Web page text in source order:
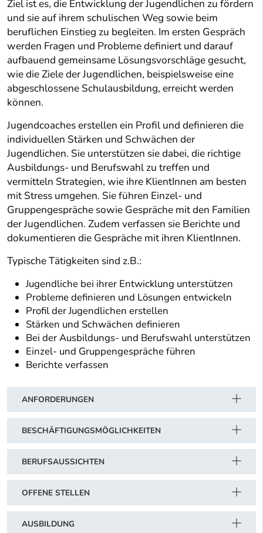
Ziel ist es, die Entwicklung der Jugendlichen zu fördern
und sie auf ihrem schulischen Weg sowie beim
beruflichen Einstieg zu begleiten. Im ersten Gespräch
werden Fragen und Probleme definiert und darauf
aufbauend gemeinsame Lösungsvorschläge gesucht,
wie die Ziele der Jugendlichen, beispielsweise eine
abgeschlossene Schulausbildung, erreicht werden
können.
Jugendcoaches erstellen ein Profil und definieren die
individuellen Stärken und Schwächen der
Jugendlichen. Sie unterstützen sie dabei, die richtige
Ausbildungs- und Berufswahl zu treffen und
vermitteln Strategien, wie ihre KlientInnen am besten
mit Stress umgehen. Sie führen Einzel- und
Gruppengespräche sowie Gespräche mit den Familien
der Jugendlichen. Zudem verfassen sie Berichte und
dokumentieren die Gespräche mit ihren KlientInnen.
Typische Tätigkeiten sind z.B.:
Jugendliche bei ihrer Entwicklung unterstützen
Probleme definieren und Lösungen entwickeln
Profil der Jugendlichen erstellen
Stärken und Schwächen definieren
Bei der Ausbildungs- und Berufswahl unterstützen
Einzel- und Gruppengespräche führen
Berichte verfassen
ANFORDERUNGEN
BESCHÄFTIGUNGSMÖGLICHKEITEN
BERUFSAUSSICHTEN
OFFENE STELLEN
AUSBILDUNG